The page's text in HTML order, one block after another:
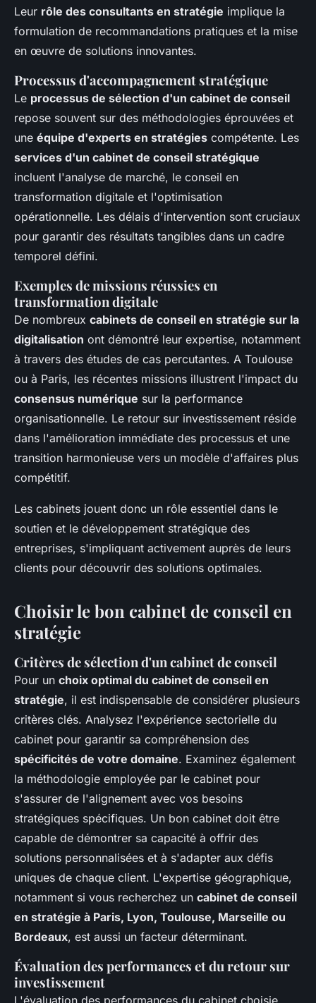
Leur rôle des consultants en stratégie implique la
formulation de recommandations pratiques et la mise
en œuvre de solutions innovantes.
Processus d'accompagnement stratégique
Le processus de sélection d'un cabinet de conseil
repose souvent sur des méthodologies éprouvées et
une équipe d'experts en stratégies compétente. Les
services d'un cabinet de conseil stratégique
incluent l'analyse de marché, le conseil en
transformation digitale et l'optimisation
opérationnelle. Les délais d'intervention sont cruciaux
pour garantir des résultats tangibles dans un cadre
temporel défini.
Exemples de missions réussies en
transformation digitale
De nombreux cabinets de conseil en stratégie sur la
digitalisation ont démontré leur expertise, notamment
à travers des études de cas percutantes. A Toulouse
ou à Paris, les récentes missions illustrent l'impact du
consensus numérique sur la performance
organisationnelle. Le retour sur investissement réside
dans l'amélioration immédiate des processus et une
transition harmonieuse vers un modèle d'affaires plus
compétitif.
Les cabinets jouent donc un rôle essentiel dans le
soutien et le développement stratégique des
entreprises, s'impliquant activement auprès de leurs
clients pour découvrir des solutions optimales.
Choisir le bon cabinet de conseil en
stratégie
Critères de sélection d'un cabinet de conseil
Pour un choix optimal du cabinet de conseil en
stratégie, il est indispensable de considérer plusieurs
critères clés. Analysez l'expérience sectorielle du
cabinet pour garantir sa compréhension des
spécificités de votre domaine. Examinez également
la méthodologie employée par le cabinet pour
s'assurer de l'alignement avec vos besoins
stratégiques spécifiques. Un bon cabinet doit être
capable de démontrer sa capacité à offrir des
solutions personnalisées et à s'adapter aux défis
uniques de chaque client. L'expertise géographique,
notamment si vous recherchez un cabinet de conseil
en stratégie à Paris, Lyon, Toulouse, Marseille ou
Bordeaux, est aussi un facteur déterminant.
Évaluation des performances et du retour sur
investissement